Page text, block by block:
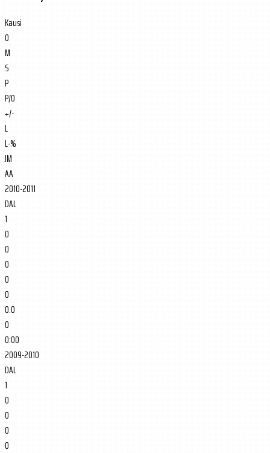
Kausi
O
M
S
P
P/O
+/-
L
L-%
JM
AA
2010-2011
DAL
1
0
0
0
0
0
0.0
0
0:00
2009-2010
DAL
1
0
0
0
0